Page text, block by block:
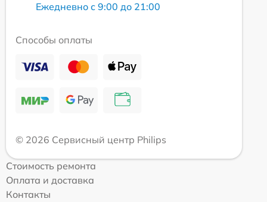
Ежедневно с 9:00 до 21:00
Способы оплаты
© 2026 Сервисный центр Philips
Стоимость ремонта
Оплата и доставка
Контакты